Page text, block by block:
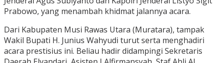
Prabowo, yang menambah khidmat jalannya acara.
Dari Kabupaten Musi Rawas Utara (Muratara), tampak
Wakil Bupati H. Junius Wahyudi turut serta menghadiri
acara prestisius ini. Beliau hadir didampingi Sekretaris